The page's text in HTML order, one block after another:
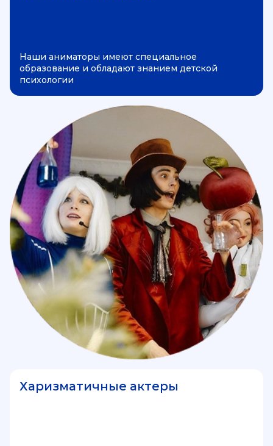
Наши аниматоры имеют специальное
образование и обладают знанием детской
психологии
Харизматичные актеры